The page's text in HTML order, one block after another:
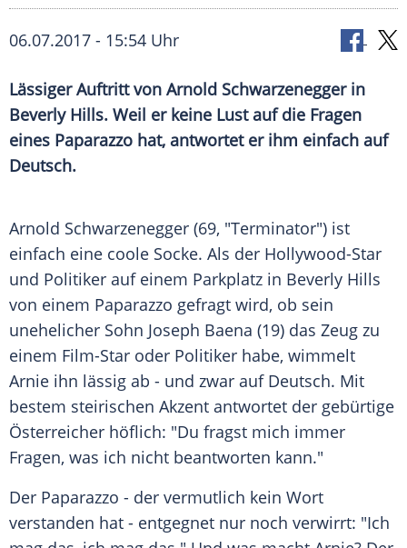
06.07.2017 - 15:54 Uhr
Lässiger Auftritt von Arnold Schwarzeneggerin
Beverly Hills. Weil er keine Lust auf die Fragen
eines Paparazzo hat, antwortet er ihm einfach auf
Deutsch.
Arnold Schwarzenegger (69, "Terminator") ist
einfach eine coole Socke. Als der Hollywood-Star
und Politiker auf einem Parkplatz in Beverly Hills
von einem Paparazzo gefragt wird, ob sein
unehelicher Sohn Joseph Baena (19) das Zeug zu
einem Film-Star oder Politiker habe, wimmelt
Arnie ihn lässig ab - und zwar auf Deutsch. Mit
bestem steirischen Akzent antwortet der gebürtige
Österreicher höflich: "Du fragst mich immer
Fragen, was ich nicht beantworten kann."
Der Paparazzo - der vermutlich kein Wort
verstanden hat - entgegnet nur noch verwirrt: "Ich